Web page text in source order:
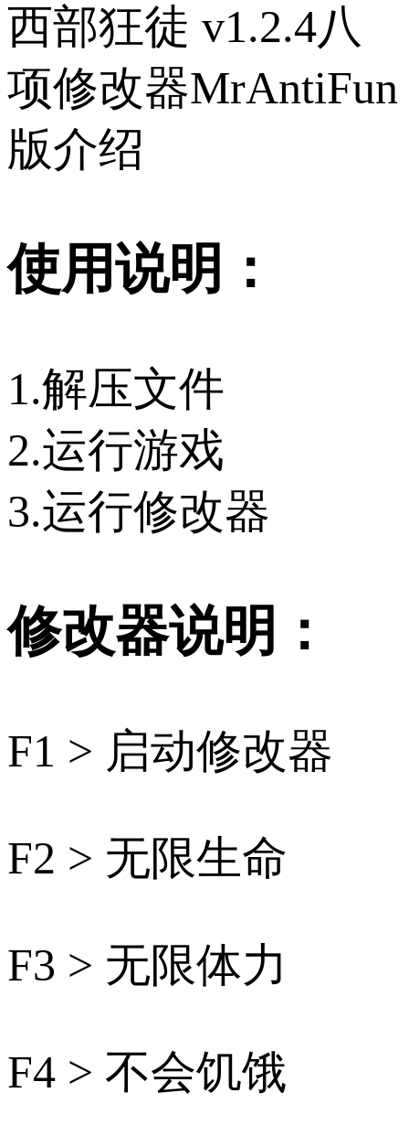
西部狂徒 v1.2.4八
项修改器MrAntiFun
版介绍
使用说明：
1.解压文件
2.运行游戏
3.运行修改器
修改器说明：
F1 > 启动修改器
F2 > 无限生命
F3 > 无限体力
F4 > 不会饥饿